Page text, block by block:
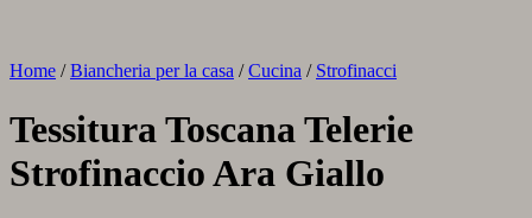
Home / Biancheria per la casa / Cucina / Strofinacci
Tessitura Toscana Telerie
Strofinaccio Ara Giallo